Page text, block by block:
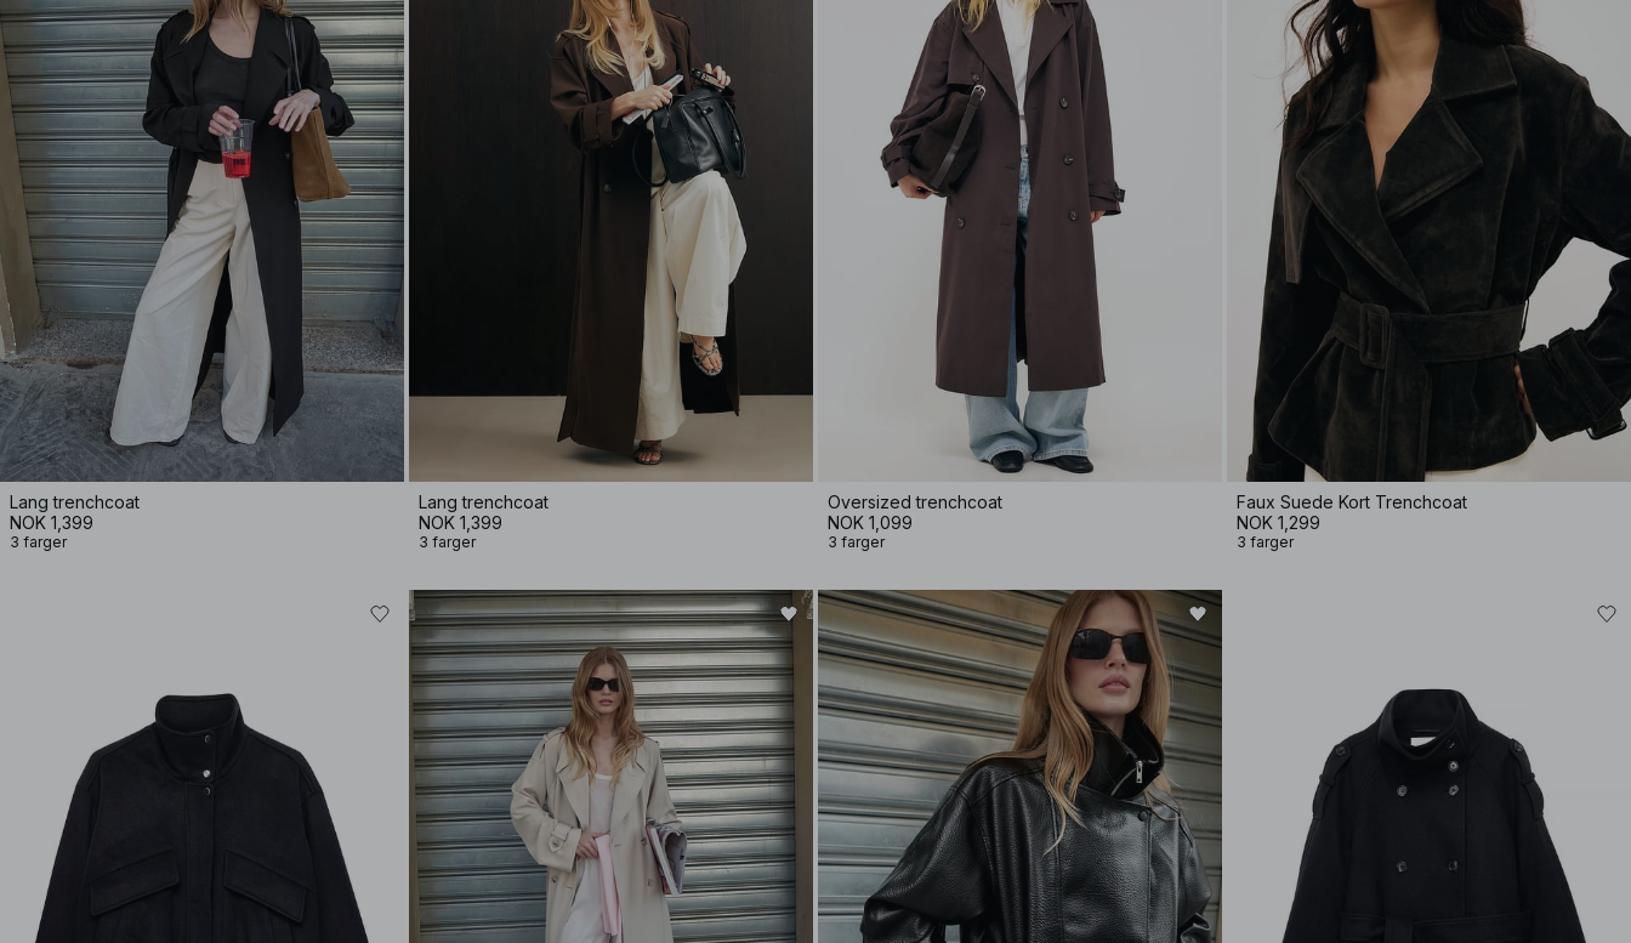
Lang trenchcoat
NOK 1,399
3 farger
Lang trenchcoat
NOK 1,399
3 farger
Oversized trenchcoat
NOK 1,099
3 farger
Faux Suede Kort Trenchcoat
NOK 1,299
3 farger